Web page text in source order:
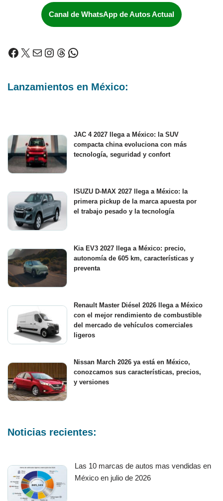
Canal de WhatsApp de Autos Actual
Lanzamientos en México:
JAC 4 2027 llega a México: la SUV
compacta china evoluciona con más
tecnología, seguridad y confort
ISUZU D-MAX 2027 llega a México: la
primera pickup de la marca apuesta por
el trabajo pesado y la tecnología
Kia EV3 2027 llega a México: precio,
autonomía de 605 km, características y
preventa
Renault Master Diésel 2026 llega a México
con el mejor rendimiento de combustible
del mercado de vehículos comerciales
ligeros
Nissan March 2026 ya está en México,
conozcamos sus características, precios,
y versiones
Noticias recientes:
Las 10 marcas de autos mas vendidas en
México en julio de 2026